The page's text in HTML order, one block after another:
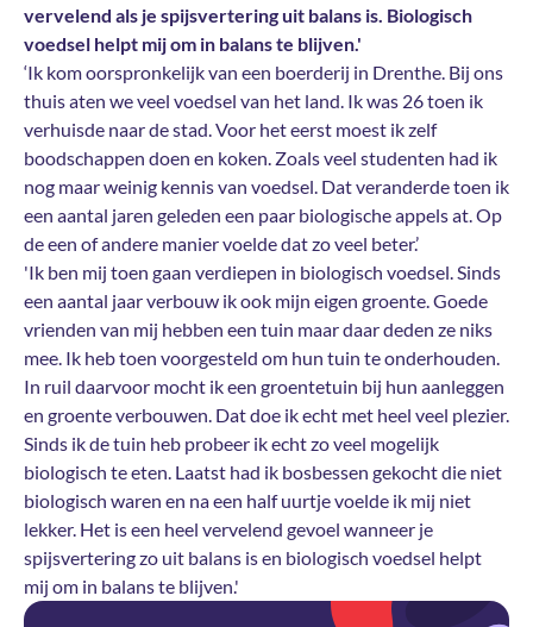
vervelend als je spijsvertering uit balans is. Biologisch
voedsel helpt mij om in balans te blijven.'
‘Ik kom oorspronkelijk van een boerderij in Drenthe. Bij ons
thuis aten we veel voedsel van het land. Ik was 26 toen ik
verhuisde naar de stad. Voor het eerst moest ik zelf
boodschappen doen en koken. Zoals veel studenten had ik
nog maar weinig kennis van voedsel. Dat veranderde toen ik
een aantal jaren geleden een paar biologische appels at. Op
de een of andere manier voelde dat zo veel beter.’
'Ik ben mij toen gaan verdiepen in biologisch voedsel. Sinds
een aantal jaar verbouw ik ook mijn eigen groente. Goede
vrienden van mij hebben een tuin maar daar deden ze niks
mee. Ik heb toen voorgesteld om hun tuin te onderhouden.
In ruil daarvoor mocht ik een groentetuin bij hun aanleggen
en groente verbouwen. Dat doe ik echt met heel veel plezier.
Sinds ik de tuin heb probeer ik echt zo veel mogelijk
biologisch te eten. Laatst had ik bosbessen gekocht die niet
biologisch waren en na een half uurtje voelde ik mij niet
lekker. Het is een heel vervelend gevoel wanneer je
spijsvertering zo uit balans is en biologisch voedsel helpt
mij om in balans te blijven.'